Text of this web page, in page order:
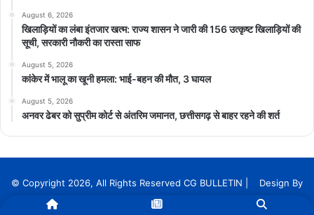
August 6, 2026
खिलाड़ियों का लंबा इंतजार खत्म: राज्य शासन ने जारी की 156 उत्कृष्ट खिलाड़ियों की
सूची, सरकारी नौकरी का रास्ता साफ
August 5, 2026
कांकेर में भालू का खूनी हमला: भाई-बहन की मौत, 3 घायल
August 5, 2026
अनवर ढेबर को सुप्रीम कोर्ट से अंतरिम जमानत, छत्तीसगढ़ से बाहर रहने की शर्त
© Copyright 2026, All Rights Reserved CG BULLETIN | Design By
InnoTech Solution Services